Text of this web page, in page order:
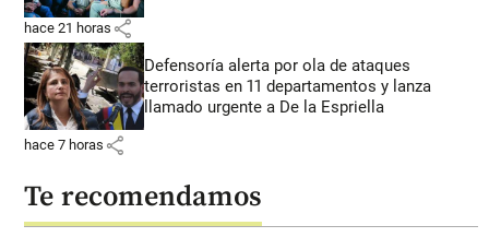
hace 21 horas share
Defensoría alerta por ola de ataques
terroristas en 11 departamentos y lanza
llamado urgente a De la Espriella
hace 7 horas share
Te recomendamos